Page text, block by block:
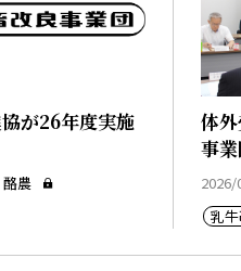
が26年度実施
酪農
体
事
乳